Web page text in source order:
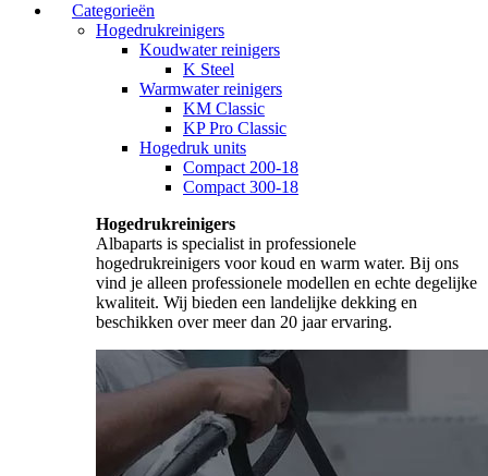
Categorieën
Hogedrukreinigers
Koudwater reinigers
K Steel
Warmwater reinigers
KM Classic
KP Pro Classic
Hogedruk units
Compact 200-18
Compact 300-18
Hogedrukreinigers
Albaparts is specialist in professionele
hogedrukreinigers voor koud en warm water. Bij ons
vind je alleen professionele modellen en echte degelijke
kwaliteit. Wij bieden een landelijke dekking en
beschikken over meer dan 20 jaar ervaring.